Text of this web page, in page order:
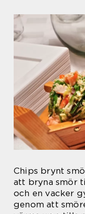
Chips brynt
att bryna smör
och en vacker
genom att